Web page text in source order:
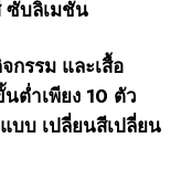
ซับลิเมชั่น
กรรม และเสื้อ
ต่ำเพียง 10 ตัว
บบ เปลี่ยนสีเปลี่ยน